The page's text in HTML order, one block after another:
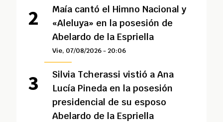
Maía cantó el Himno Nacional y
«Aleluya» en la posesión de
Abelardo de la Espriella
Vie, 07/08/2026 - 20:06
Silvia Tcherassi vistió a Ana
Lucía Pineda en la posesión
presidencial de su esposo
Abelardo de la Espriella